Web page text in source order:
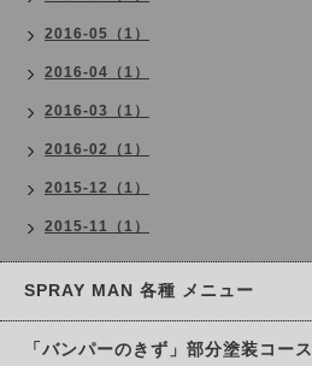
2016-05（1）
2016-04（1）
2016-03（1）
2016-02（1）
2015-12（1）
2015-11（1）
SPRAY MAN 各種 メニュー
「バンパーのきず」部分塗装コース